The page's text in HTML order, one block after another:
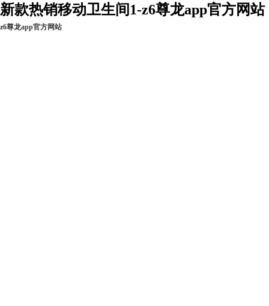
新款热销移动卫生间1-z6尊龙app官方网站
z6尊龙app官方网站